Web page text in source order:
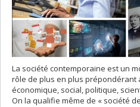
La société contemporaine est un
rôle de plus en plus prépondérant
économique, social, politique,
On la qualifie même de « société